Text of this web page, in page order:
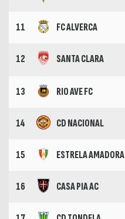
11 FC ALVERCA
12 SANTA CLARA
13 RIO AVE FC
14 CD NACIONAL
15 ESTRELA AMADORA
16 CASA PIA AC